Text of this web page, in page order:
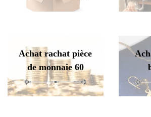
Achat rachat pièce
de monnaie 60